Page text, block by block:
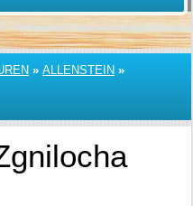
» ALLENSTEIN »